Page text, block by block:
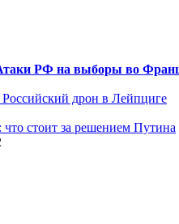
РФ на выборы во
дрон в Лейпциге
стоит за решением Путина